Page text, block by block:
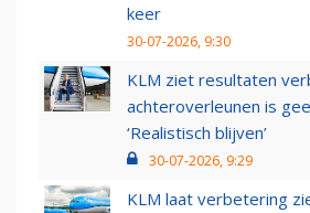
keer
30-07-2026, 9:30
KLM ziet resultaten
achteroverleunen is
‘Realistisch blijven’
30-07-2026, 9:29
KLM laat verbetering